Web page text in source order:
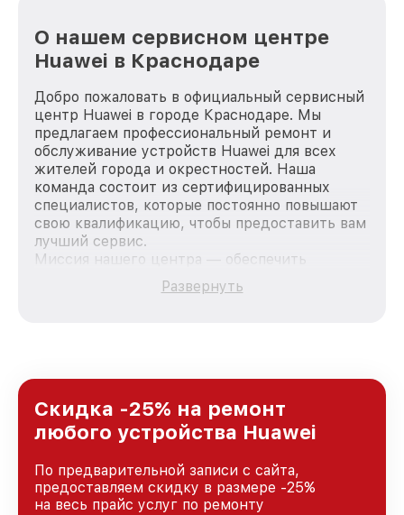
О нашем сервисном центре
Huawei в Краснодаре
Добро пожаловать в официальный сервисный
центр Huawei в городе Краснодаре. Мы
предлагаем профессиональный ремонт и
обслуживание устройств Huawei для всех
жителей города и окрестностей. Наша
команда состоит из сертифицированных
специалистов, которые постоянно повышают
свою квалификацию, чтобы предоставить вам
лучший сервис.
Миссия нашего центра — обеспечить
качественный и доступный ремонт для
каждого пользователя продукции Huawei, вне
Краснодаре, постоянно повышая уровень
доверия и лояльности наших клиентов.
Развернуть
Скидка -25% на ремонт
любого устройства Huawei
По предварительной записи с сайта,
предоставляем скидку в размере -25%
на весь прайс услуг по ремонту